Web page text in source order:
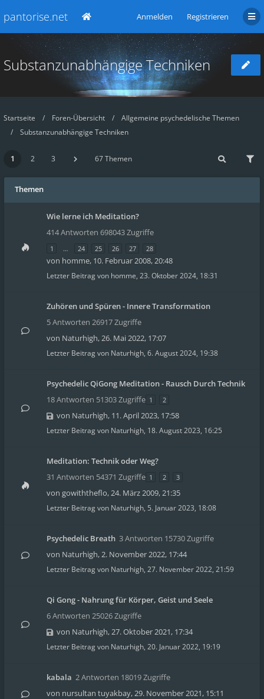
pantorise.net Anmelden Registrieren
Substanzunabhängige Techniken
Startseite Foren-Übersicht
Allgemeine psychedelische Themen
Substanzunabhängige Techniken
1 2 3 67 Themen
Themen
Wie lerne ich Meditation?
414 Antworten 698043 Zugriffe
1 … 24 25 26 27 28
von homme, 10. Februar 2008, 20:48
Letzter Beitrag von homme, 23. Oktober 2024, 18:31
Zuhören und Spüren - Innere Transformation
5 Antworten 26917 Zugriffe
von Naturhigh,26. Mai 2022, 17:07
Letzter Beitrag von Naturhigh, 6. August 2024, 19:38
Psychedelic QiGong Meditation - Rausch Durch Technik
18 Antworten 51303 Zugriffe 1 2
von Naturhigh, 11. April 2023, 17:58
Letzter Beitrag von Naturhigh, 18. August 2023, 16:25
Meditation: Technik oder Weg?
31 Antworten 54371 Zugriffe 1 2 3
von gowiththeflo,24. März 2009, 21:35
Letzter Beitrag von Naturhigh, 5. Januar 2023, 18:08
Psychedelic Breath 3 Antworten 15730 Zugriffe
von Naturhigh,2. November 2022, 17:44
Letzter Beitrag von Naturhigh, 27. November 2022, 21:59
Qi Gong - Nahrung für Körper, Geist und Seele
6 Antworten 25026 Zugriffe
von Naturhigh,27. Oktober 2021, 17:34
Letzter Beitrag von Naturhigh, 20. Januar 2022, 19:19
kabala 2 Antworten 18019 Zugriffe
von nursultan tuyakbay,29. November 2021, 15:11